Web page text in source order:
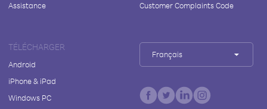
Assistance
Customer Complaints Code
TÉLÉCHARGER
Android
iPhone & iPad
Windows PC
Français